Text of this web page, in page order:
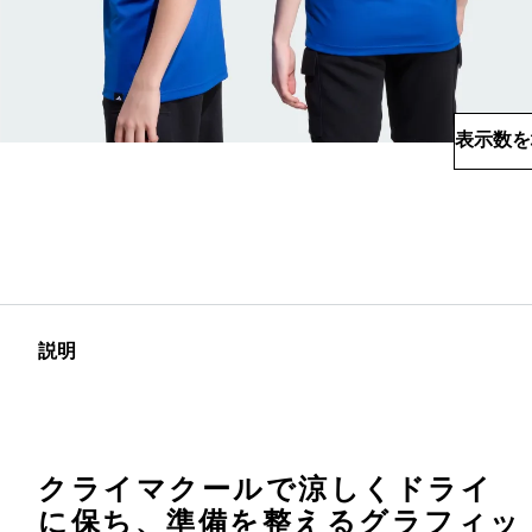
表示数
説明
クライマクールで涼しくドライ
に保ち、準備を整えるグラフィッ